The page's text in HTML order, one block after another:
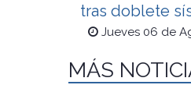
tras doblete
Jueves 06 de
MÁS